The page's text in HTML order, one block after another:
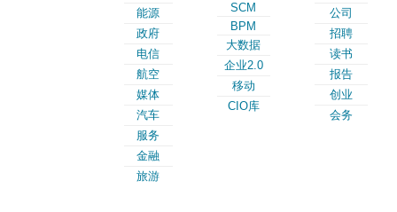
能源
政府
电信
航空
媒体
汽车
服务
金融
旅游
SCM
BPM
大数据
企业2.0
移动
CIO库
公司
招聘
读书
报告
创业
会务